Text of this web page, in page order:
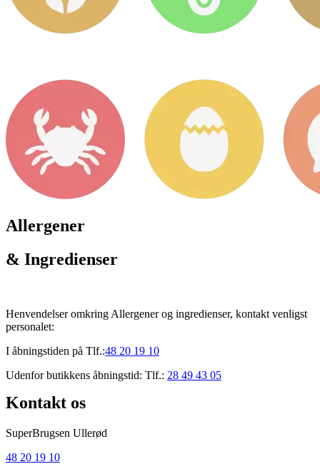
Allergener
& Ingredienser
Henvendelser omkring Allergener og ingredienser, kontakt venligst
personalet:
I åbningstiden på Tlf.:48 20 19 10
Udenfor butikkens åbningstid: Tlf.: 28 49 43 05
Kontakt os
SuperBrugsen Ullerød
48 20 19 10